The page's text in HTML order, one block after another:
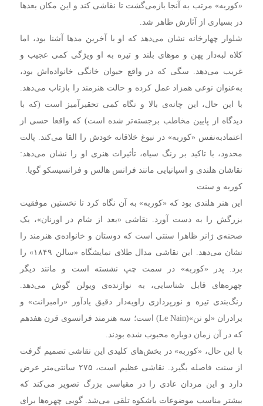
«کوربه» مرتب به آنجا بازمی‌گشت تا نقاشی کند و این مکان بعدها
در بسیاری از آثارش ظاهر شد.
شلوار چهارخانه نشان می‌دهد که او با آخرین مدها آشنا بود، اما
کلاه لبه‌دار پهن و موهای بلند و تیره به او ویژگی کمی عجیب و
غریب می‌دهد. سگی که در واقع حیوان خانگی خانواده‌اش بود،
به‌عنوان نوعی همزاد عمل کرده و حالت هنرمند را بازتاب می‌دهد.
با این حال، این چانه‌ی بالا و نگاه کمی تحقیرآمیز است (که با
دیدگاه از پایین مخاطب برجسته‌تر شده است) که واقعا حسی از
اعتمادبه‌نفس «کوربه» در نبوغ خلاقانه خودش را القا می‌کند. پالت
محدود، با تاکید بر رنگ سیاه، تأثیرات هنری او را نشان می‌دهد:
نقاشان هلندی و اسپانیایی مانند فرانس هالس و فرانسیسکو گویا.
کوربه و سنت
این هنر هلندی بود که «کوربه» به آن نگاه کرد تا نخستین موفقیت
بزرگش را به دست آورد. نقاشی «بعد از شام در اورنان»، یک
صحنه‌ی ژانر ظاهرا سنتی است که دوستان و خانواده‌ی هنرمند را
نشان می‌دهد. این نقاشی مدال طلای نمایشگاه «سالن ۱۸۴۹» را
برد. پدر «کوربه» در سمت چپ نشسته است و مانند دیگر
چهره‌های قابل شناسایی، به نوازنده‌ی ویولن گوش می‌دهد.
رنگ‌بندی تیره و نورپردازی زاویه‌دار دقیق یادآور «رامبرانت» و
برادران «لو نن»(Le Nain) است؛ سه هنرمند فرانسوی قرن هفدهم
که در آن زمان دوباره محبوب شده بودند.
با این حال، «کوربه» در بخش‌های کلیدی این نقاشی تصمیم گرفت
از سنت فاصله بگیرد. نقاشی عظیم است، ۲۷۵ سانتی‌متر عرض
دارد و این مردان عادی را در مقیاسی بزرگ تصویر می‌کند که
بیشتر مناسب موضوعات باشکوه تلقی می‌شد. گویی چهره‌ها برای